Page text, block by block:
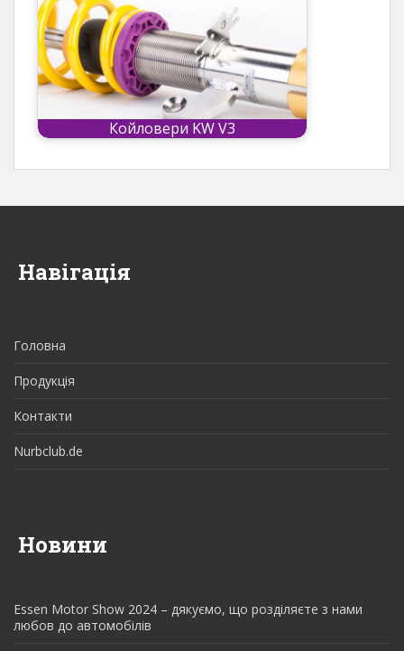
Койловери KW V3
Навігація
Головна
Продукція
Контакти
Nurbclub.de
Новини
Essen Motor Show 2024 – дякуємо, що розділяєте з нами
любов до автомобілів